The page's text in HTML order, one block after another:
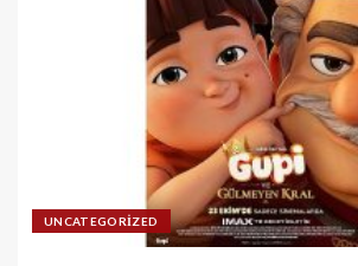
UNCATEGORIZED